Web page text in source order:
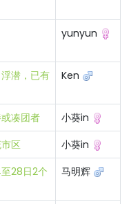
yunyun
潜，已有
Ken
凑团者
小葵in
区
小葵in
28日2个
马明辉